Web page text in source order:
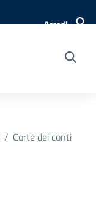
Accedi
Corte dei conti